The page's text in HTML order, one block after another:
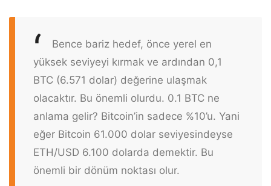
Bence bariz hedef, önce yerel en
yüksek seviyeyi kırmak ve ardından 0,1
BTC (6.571 dolar) değerine ulaşmak
olacaktır. Bu önemli olurdu. 0.1 BTC ne
anlama gelir? Bitcoin’in sadece %10’u. Yani
eğer Bitcoin 61.000 dolar seviyesindeyse
ETH/USD 6.100 dolarda demektir. Bu
önemli bir dönüm noktası olur.